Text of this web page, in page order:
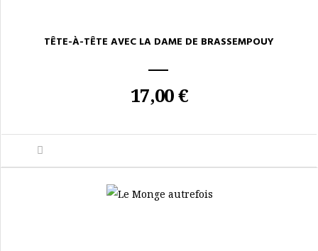
TÊTE-À-TÊTE AVEC LA DAME DE BRASSEMPOUY
17,00 €